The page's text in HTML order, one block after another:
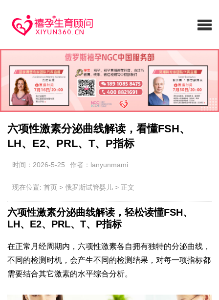
六项性激素分泌曲线解读，看懂FSH、
LH、E2、PRL、T、P指标
时间：2026-5-25 作者：lanyunmami
现在位置: 首页 > 俄罗斯试管婴儿 > 正文
六项性激素分泌曲线解读，轻松读懂FSH、
LH、E2、PRL、T、P指标
在正常月经周期内，六项性激素各自拥有独特的分泌曲线，
不同的检测时机，会产生不同的检测结果，对每一项指标都
需要结合其它激素的水平综合分析。